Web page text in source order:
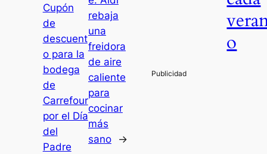
Cupón
de
descuent
o para la
bodega
de
Carrefour
por el Día
del
Padre
rebaja
una
freidora
de aire
caliente
para
cocinar
más
sano
→
o